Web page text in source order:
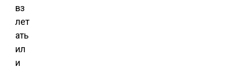
вз
лет
ать
ил
и